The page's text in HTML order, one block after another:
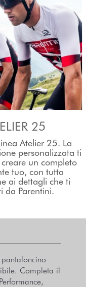
25
Atelier 25. La
personalizzata ti
un completo
tuo, con tutta
ai dettagli che ti
da Parentini.
Completa il